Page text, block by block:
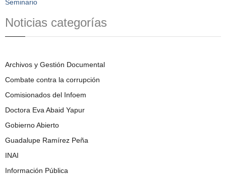
Seminario
Noticias categorías
Archivos y Gestión Documental
Combate contra la corrupción
Comisionados del Infoem
Doctora Eva Abaid Yapur
Gobierno Abierto
Guadalupe Ramírez Peña
INAI
Información Pública